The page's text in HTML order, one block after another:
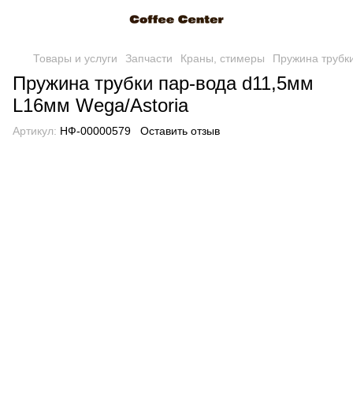
Товары и услуги Запчасти Краны, стимеры Пружина
Пружина трубки пар-вода d11,5мм
L16мм Wega/Astoria
Артикул: НФ-00000579 Оставить отзыв